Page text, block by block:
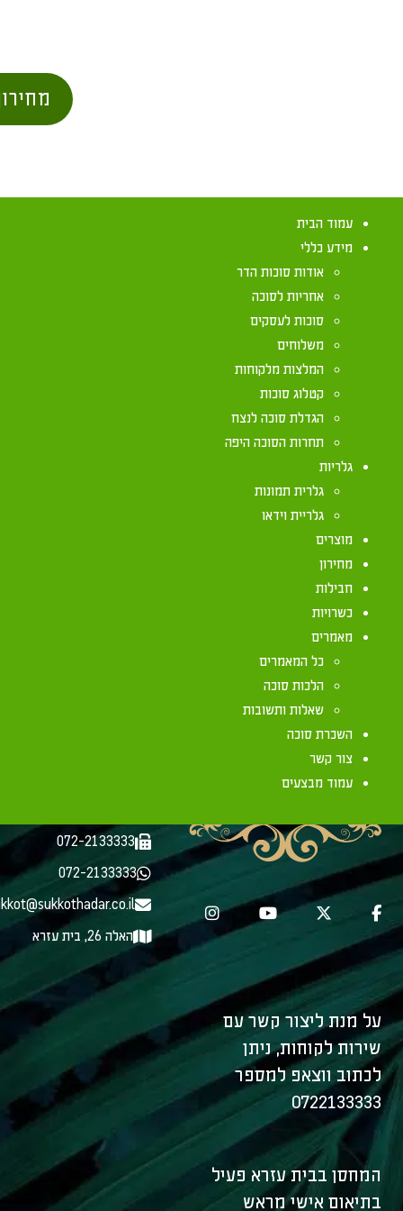
עמוד הבית
מידע כללי
אודות סוכות הדר
אחריות לסוכה
סוכות לעסקים
משלוחים
המלצות מלקוחות
קטלוג סוכות
הגדלת סוכה לנצח
תחרות הסוכה היפה
גלריות
גלרית תמונות
גלריית וידאו
מוצרים
מחירון
חבילות
כשרויות
מאמרים
כל המאמרים
הלכות סוכה
שאלות ותשובות
השכרת סוכה
צור קשר
עמוד מבצעים
אם יש אוויר
בסכך
כתב בש"ע (שם) שהסוכה כשרה אך אין לשבת תחת
על מנת ליצור קשר עם
שירות לקוחות, ניתן
לכתוב ווצאפ למספר
0722133333
המחסן בבית עזרא פעיל
בתיאום אישי מראש
072-2133333
072-2133333
האלה 26, בית עזרא